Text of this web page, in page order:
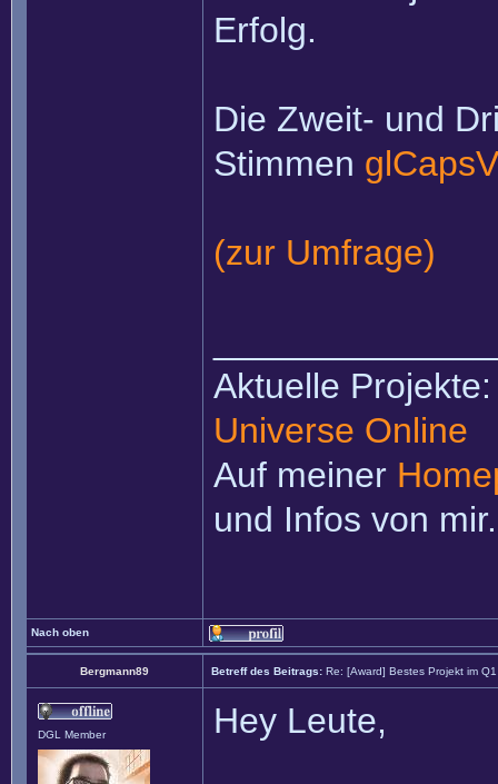
Erfolg.
Die Zweit- und
Stimmen
(zur Umfrage)
Aktuelle
Universe Online
Auf meiner
und Infos von mir.
Nach oben
Bergmann89 Betreff des Beitrags: Re: [Award] Bestes Projekt im
DGL Member Hey Leute,